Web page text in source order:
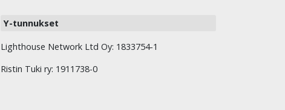
Y-tunnukset
Lighthouse Network Ltd Oy: 1833754-1
Ristin Tuki ry: 1911738-0